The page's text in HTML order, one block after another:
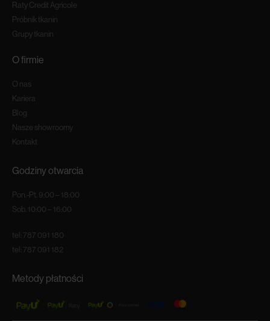
Raty Credit Agricole
Próbnik tkanin
Grupy tkanin
O firmie
O nas
Kariera
Blog
Nasze showroomy
Kontakt
Godziny otwarcia
Pon.-Pt. 9:00 – 18:00
Sob. 10:00 – 16:00
tel: 787 091 180
tel: 787 091 182
Metody płatności